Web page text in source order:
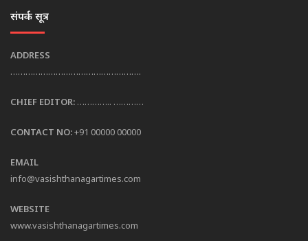
संपर्क सूत्र
ADDRESS
…………………………………………….
CHIEF EDITOR: ………….. …………
CONTACT NO:+91 00000 00000
EMAIL
info@vasishthanagartimes.com
WEBSITE
www.vasishthanagartimes.com